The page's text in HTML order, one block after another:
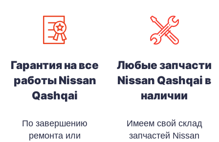
Гарантия на все
работы Nissan
Qashqai
По завершению
ремонта или
Любые запчасти
Nissan Qashqai в
наличии
Имеем свой склад
запчастей Nissan